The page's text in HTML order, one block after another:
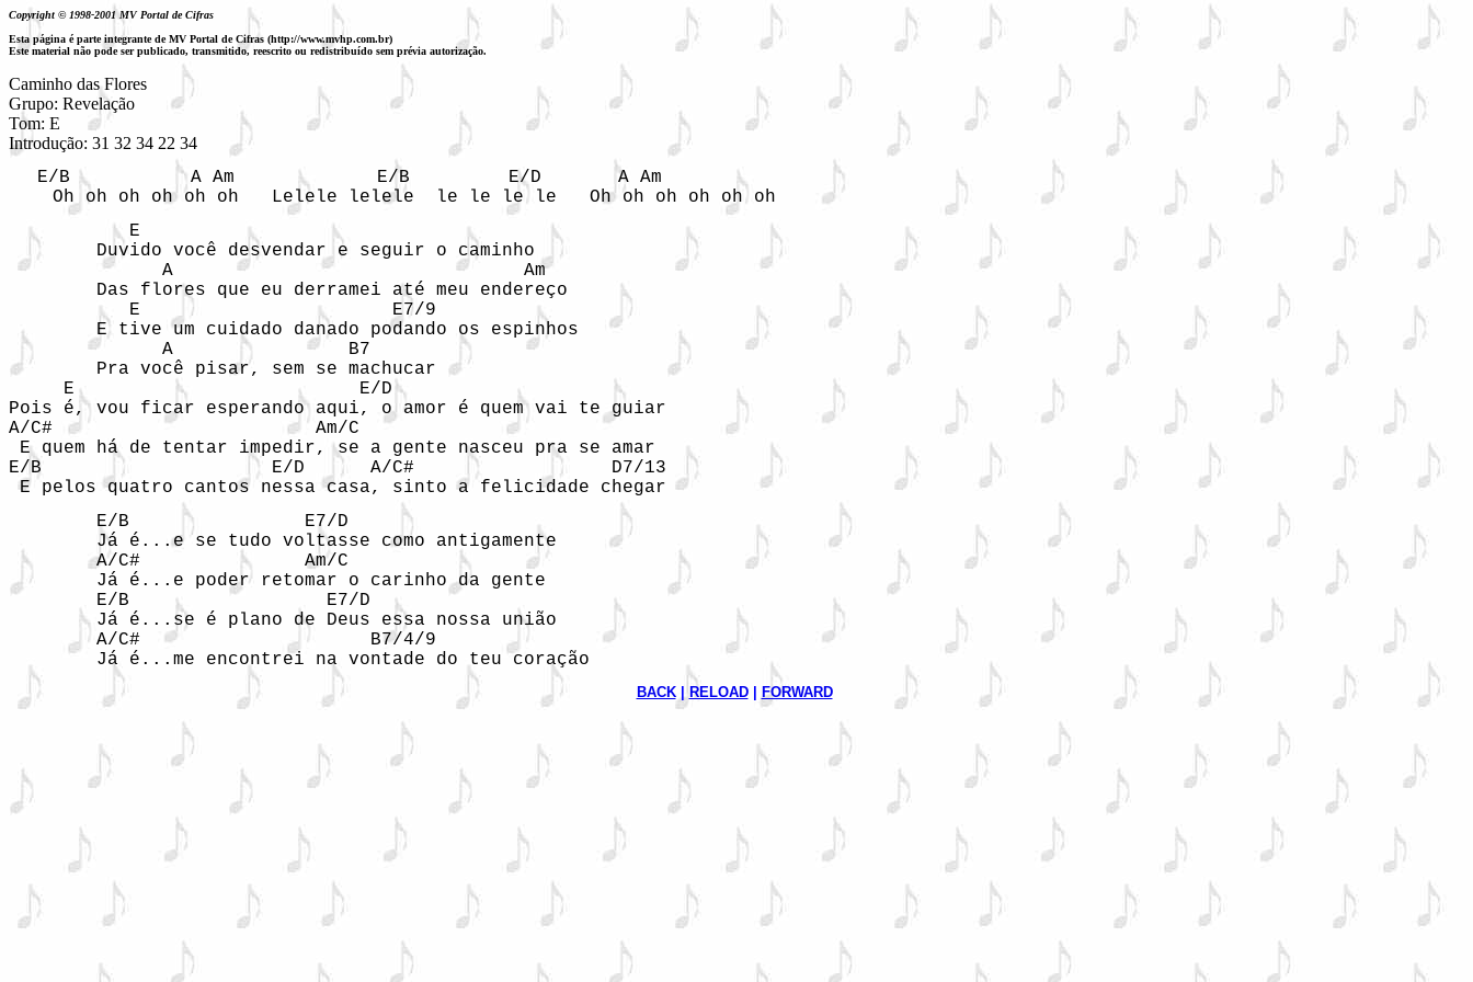
Copyright © 1998-2001 MV Portal de Cifras
Esta página é parte integrante de MV Portal de Cifras (http://www.mvhp.com.br)
Este material não pode ser publicado, transmitido, reescrito ou redistribuído sem prévia autorização.
Caminho das Flores
Grupo: Revelação
Tom: E
Introdução: 31 32 34 22 34
E/B           A Am             E/B         E/D       A Am
    Oh oh oh oh oh oh   Lelele lelele  le le le le   Oh oh oh oh oh oh
           E
        Duvido você desvendar e seguir o caminho
              A                                Am
        Das flores que eu derramei até meu endereço
           E                       E7/9
        E tive um cuidado danado podando os espinhos
              A                B7
        Pra você pisar, sem se machucar
     E                          E/D
Pois é, vou ficar esperando aqui, o amor é quem vai te guiar
A/C#                        Am/C
E quem há de tentar impedir, se a gente nasceu pra se amar
E/B                     E/D      A/C#                  D7/13
E pelos quatro cantos nessa casa, sinto a felicidade chegar
        E/B                E7/D
        Já é...e se tudo voltasse como antigamente
        A/C#               Am/C
        Já é...e poder retomar o carinho da gente
        E/B                  E7/D
        Já é...se é plano de Deus essa nossa união
        A/C#                     B7/4/9
        Já é...me encontrei na vontade do teu coração
BACK | RELOAD | FORWARD